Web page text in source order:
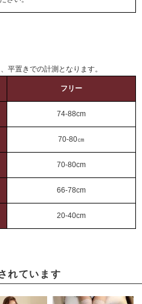
平置きでの計測となります。
フリー
74-88cm
70-80㎝
70-80cm
66-78cm
20-40cm
れています